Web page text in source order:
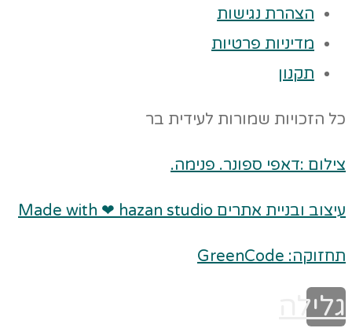
הצהרת נגישות
מדיניות פרטיות
תקנון
כל הזכויות שמורות לעידית בר
צילום :דאפי ספונר. פנימה.
עיצוב ובניית אתרים Made with ❤ hazan studio
תחזוקה: GreenCode
גלילה